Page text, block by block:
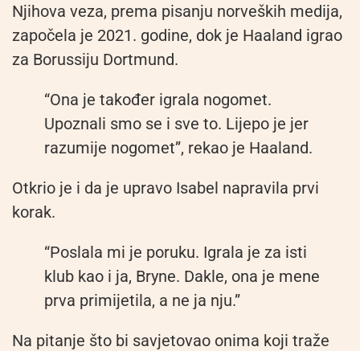
Njihova veza, prema pisanju norveških medija,
započela je 2021. godine, dok je Haaland igrao
za Borussiju Dortmund.
“Ona je također igrala nogomet.
Upoznali smo se i sve to. Lijepo je jer
razumije nogomet”, rekao je Haaland.
Otkrio je i da je upravo Isabel napravila prvi
korak.
“Poslala mi je poruku. Igrala je za isti
klub kao i ja, Bryne. Dakle, ona je mene
prva primijetila, a ne ja nju.”
Na pitanje što bi savjetovao onima koji traže